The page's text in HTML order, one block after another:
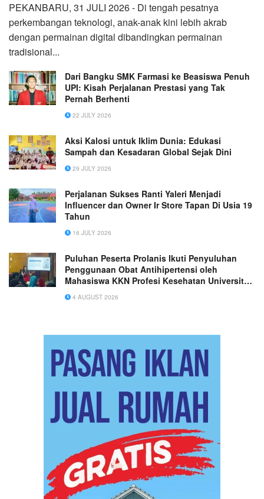
PEKANBARU, 31 JULI 2026 - Di tengah pesatnya
perkembangan teknologi, anak-anak kini lebih akrab
dengan permainan digital dibandingkan permainan
tradisional...
Dari Bangku SMK Farmasi ke Beasiswa Penuh
UPI: Kisah Perjalanan Prestasi yang Tak
Pernah Berhenti
22 JULY 2026
Aksi Kalosi untuk Iklim Dunia: Edukasi
Sampah dan Kesadaran Global Sejak Dini
29 JULY 2026
Perjalanan Sukses Ranti Yaleri Menjadi
Influencer dan Owner Ir Store Tapan Di Usia 19
Tahun
16 JULY 2026
Puluhan Peserta Prolanis Ikuti Penyuluhan
Penggunaan Obat Antihipertensi oleh
Mahasiswa KKN Profesi Kesehatan Universitas
Hasanuddin
4 AUGUST 2026